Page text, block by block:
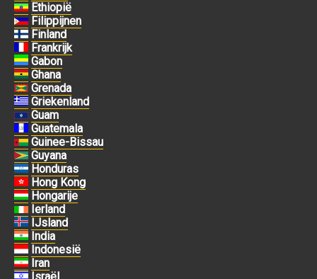
Ethiopië
Filippijnen
Finland
Frankrijk
Gabon
Ghana
Grenada
Griekenland
Guam
Guatemala
Guinee-Bissau
Guyana
Honduras
Hong Kong
Hongarije
Ierland
IJsland
India
Indonesië
Iran